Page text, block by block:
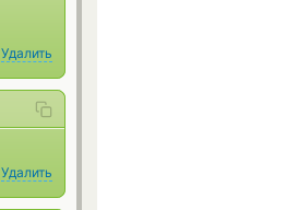
Удалить
Удалить